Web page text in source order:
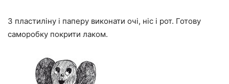
З пластиліну і паперу виконати очі, ніс і рот. Готову
саморобку покрити лаком.